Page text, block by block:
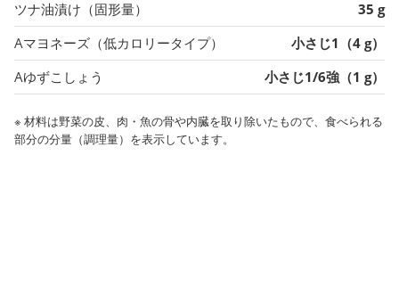
ツナ油漬け（固形量）
35 g
Aマヨネーズ（低カロリータイプ）
小さじ1（4 g）
Aゆずこしょう
小さじ1/6強（1 g）
※ 材料は野菜の皮、肉・魚の骨や内臓を取り除いたもので、食べられる
部分の分量（調理量）を表示しています。